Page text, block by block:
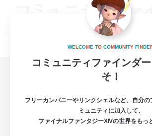
パソコン版へ
関連商品 e-STORE
WELCOME TO COMMUNITY FINDE
コミュニティファインダ
そ！
フリーカンパニーやリンクシェルなど、自分の
ミュニティに加入して、
ファイナルファンタジーXIVの世界をもっ